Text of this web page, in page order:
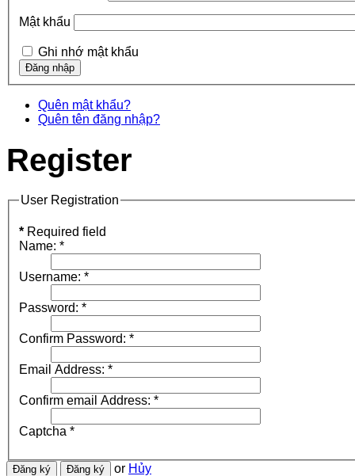
Mật khẩu
Ghi nhớ mật khẩu
Quên mật khẩu?
Quên tên đăng nhập?
Register
User Registration
* Required field
Name: *
Username: *
Password: *
Confirm Password: *
Email Address: *
Confirm email Address: *
Captcha *
or Hủy